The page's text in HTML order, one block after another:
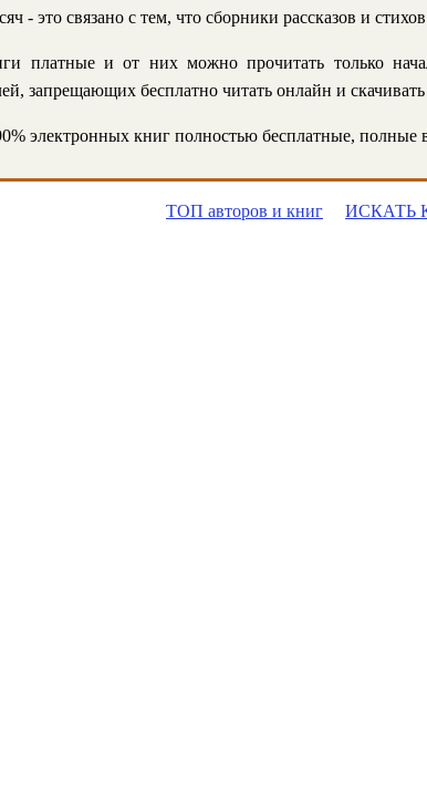
- это связано с тем, что сборники рассказов и
платные и от них можно прочитать только
запрещающих бесплатно читать онлайн и
электронных книг полностью бесплатные, полные
ТОП авторов и книг ИСКАТЬ